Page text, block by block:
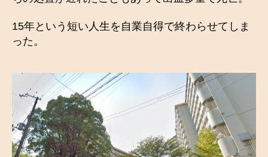
15年という短い人生を自業自得で終わらせてしま
った。